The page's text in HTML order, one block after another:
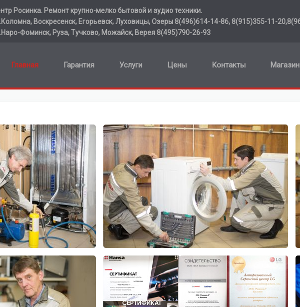
Росинка. Ремонт крупно-мелко бытовой и аудио техники.
Воскресенск, Егорьевск, Луховицы, Озеры 8(496)614-14-86, 8(915)355-11-
Фоминск, Руза, Тучково, Можайск, Верея 8(495)790-26-93
Главная Гарантия Услуги Цены Контакты
- Хочу отремонтировать -
СТИРАЛЬНУЮ МАШИНУ
ПЕРЕЙТИ
- ГАРАНТИЙНЫЙ